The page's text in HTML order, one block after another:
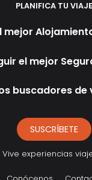
PLANIFICA TU VIAJE
mejor
el mejor
buscadores de
SUSCRÍBETE
Vive experiencias